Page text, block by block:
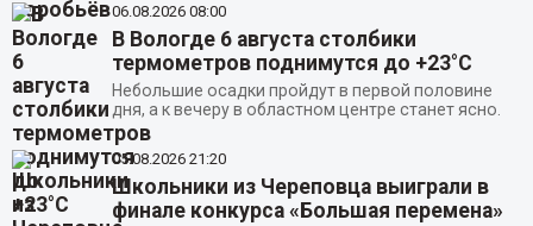
06.08.2026 08:00
В Вологде 6 августа столбики
термометров поднимутся до +23°C
Небольшие осадки пройдут в первой половине
дня, а к вечеру в областном центре станет ясно.
05.08.2026 21:20
Школьники из Череповца выиграли в
финале конкурса «Большая перемена»